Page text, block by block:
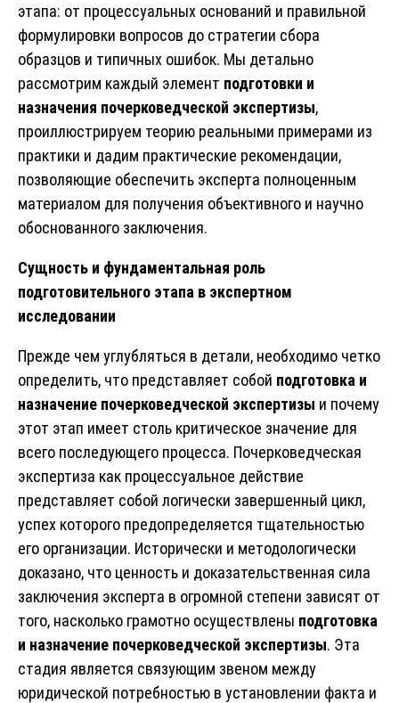
этапа: от процессуальных оснований и правильной
формулировки вопросов до стратегии сбора
образцов и типичных ошибок. Мы детально
рассмотрим каждый элемент подготовки и
назначения почерковедческой экспертизы,
проиллюстрируем теорию реальными примерами из
практики и дадим практические рекомендации,
позволяющие обеспечить эксперта полноценным
материалом для получения объективного и научно
обоснованного заключения.
Сущность и фундаментальная роль
подготовительного этапа в экспертном
исследовании
Прежде чем углубляться в детали, необходимо четко
определить, что представляет собой подготовка и
назначение почерковедческой экспертизы и почему
этот этап имеет столь критическое значение для
всего последующего процесса. Почерковедческая
экспертиза как процессуальное действие
представляет собой логически завершенный цикл,
успех которого предопределяется тщательностью
его организации. Исторически и методологически
доказано, что ценность и доказательственная сила
заключения эксперта в огромной степени зависят от
того, насколько грамотно осуществлены подготовка
и назначение почерковедческой экспертизы. Эта
стадия является связующим звеном между
юридической потребностью в установлении факта и